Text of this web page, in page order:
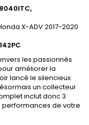
X-ADV 2017-2020
les passionnés
améliorer la
lancé le silencieux
un collecteur
inclut donc 3
performances de votre